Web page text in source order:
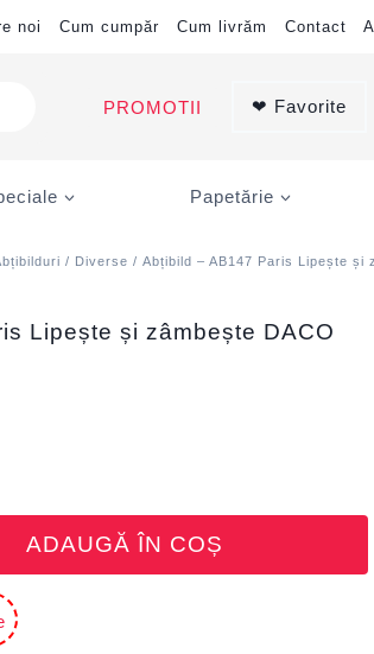
noi Cum cumpăr Cum livrăm Contact
PROMOTII ❤ Favorite
Papetărie
/ Diverse / Abțibild – AB147 Paris Lipește și
Lipește și zâmbește DACO
ADAUGĂ ÎN COȘ